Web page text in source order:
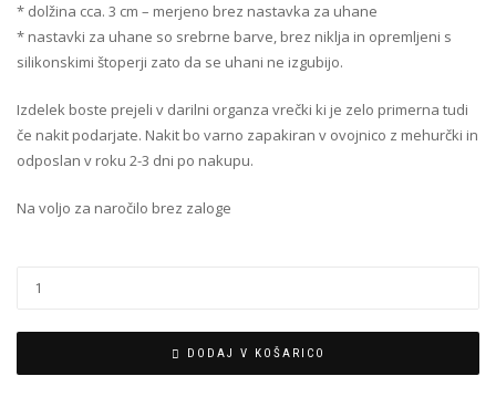
* dolžina cca. 3 cm – merjeno brez nastavka za uhane
* nastavki za uhane so srebrne barve, brez niklja in opremljeni s
silikonskimi štoperji zato da se uhani ne izgubijo.
Izdelek boste prejeli v darilni organza vrečki ki je zelo primerna tudi
če nakit podarjate. Nakit bo varno zapakiran v ovojnico z mehurčki in
odposlan v roku 2-3 dni po nakupu.
Na voljo za naročilo brez zaloge
DODAJ V KOŠARICO